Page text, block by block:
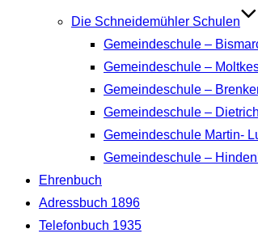
Die Schneidemühler Schulen
Gemeindeschule –
Gemeindeschule –
Gemeindeschule –
Gemeindeschule –
Gemeindeschule Martin-
Gemeindeschule –
Ehrenbuch
Adressbuch 1896
Telefonbuch 1935